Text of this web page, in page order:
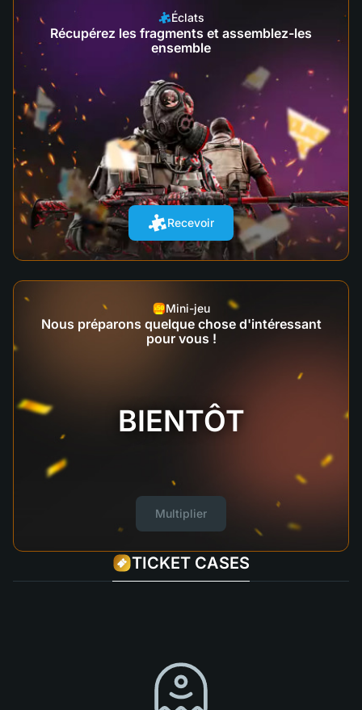
Éclats
Récupérez les fragments et assemblez-les
ensemble
Recevoir
Mini-jeu
Nous préparons quelque chose d'intéressant
pour vous !
BIENTÔT
Multiplier
TICKET CASES